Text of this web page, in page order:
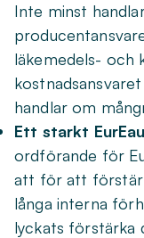
Inte minst
läkemedels- och
handlar om
Ett starkt
ordförande för
att för att
långa interna
lyckats förstärka